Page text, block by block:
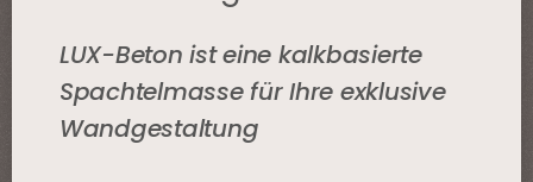
LUX-Beton ist eine kalkbasierte
Spachtelmasse für Ihre exklusive
Wandgestaltung